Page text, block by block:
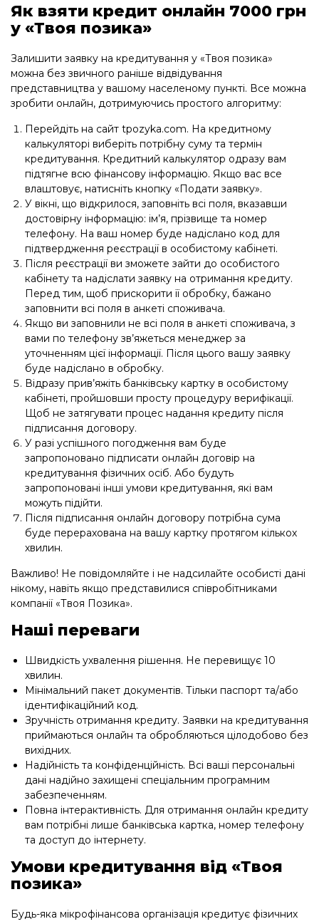
Як взяти кредит онлайн 7000 грн
у «Твоя позика»
Залишити заявку на кредитування у «Твоя позика»
можна без звичного раніше відвідування
представництва у вашому населеному пункті. Все можна
зробити онлайн, дотримуючись простого алгоритму:
Перейдіть на сайт tpozyka.com. На кредитному
калькуляторі виберіть потрібну суму та термін
кредитування. Кредитний калькулятор одразу вам
підтягне всю фінансову інформацію. Якщо вас все
влаштовує, натисніть кнопку «Подати заявку».
У вікні, що відкрилося, заповніть всі поля, вказавши
достовірну інформацію: ім’я, прізвище та номер
телефону. На ваш номер буде надіслано код для
підтвердження реєстрації в особистому кабінеті.
Після реєстрації ви зможете зайти до особистого
кабінету та надіслати заявку на отримання кредиту.
Перед тим, щоб прискорити її обробку, бажано
заповнити всі поля в анкеті споживача.
Якщо ви заповнили не всі поля в анкеті споживача, з
вами по телефону зв’яжеться менеджер за
уточненням цієї інформації. Після цього вашу заявку
буде надіслано в обробку.
Відразу прив’яжіть банківську картку в особистому
кабінеті, пройшовши просту процедуру верифікації.
Щоб не затягувати процес надання кредиту після
підписання договору.
У разі успішного погодження вам буде
запропоновано підписати онлайн договір на
кредитування фізичних осіб. Або будуть
запропоновані інші умови кредитування, які вам
можуть підійти.
Після підписання онлайн договору потрібна сума
буде перерахована на вашу картку протягом кількох
хвилин.
Важливо! Не повідомляйте і не надсилайте особисті дані
нікому, навіть якщо представилися співробітниками
компанії «Твоя Позика».
Наші переваги
Швидкість ухвалення рішення. Не перевищує 10
хвилин.
Мінімальний пакет документів. Тільки паспорт та/або
ідентифікаційний код.
Зручність отримання кредиту. Заявки на кредитування
приймаються онлайн та обробляються цілодобово без
вихідних.
Надійність та конфіденційність. Всі ваші персональні
дані надійно захищені спеціальним програмним
забезпеченням.
Повна інтерактивність. Для отримання онлайн кредиту
вам потрібні лише банківська картка, номер телефону
та доступ до інтернету.
Умови кредитування від «Твоя
позика»
Будь-яка мікрофінансова організація кредитує фізичних